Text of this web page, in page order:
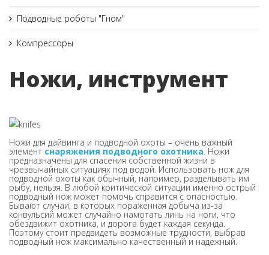
Подводные роботы "Гном"
Компрессоры
Ножи, инструмент
Ножи для дайвинга и подводной охоты – очень важный
элемент снаряжения подводного охотника. Ножи
предназначены для спасения собственной жизни в
чрезвычайных ситуациях под водой. Использовать нож для
подводной охоты как обычный, например, разделывать им
рыбу, нельзя. В любой критической ситуации именно острый
подводный нож может помочь справится с опасностью.
Бывают случаи, в которых пораженная добыча из-за
конвульсий может случайно намотать линь на ноги, что
обездвижит охотника, и дорога будет каждая секунда.
Поэтому стоит предвидеть возможные трудности, выбрав
подводный нож максимально качественный и надежный.